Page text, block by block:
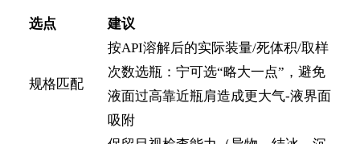
选点 建议
规格匹配
按API溶解后的实际装量/死体积/取样
次数选瓶：宁可选“略大一点”，避免
液面过高靠近瓶肩造成更大气-液界面
吸附